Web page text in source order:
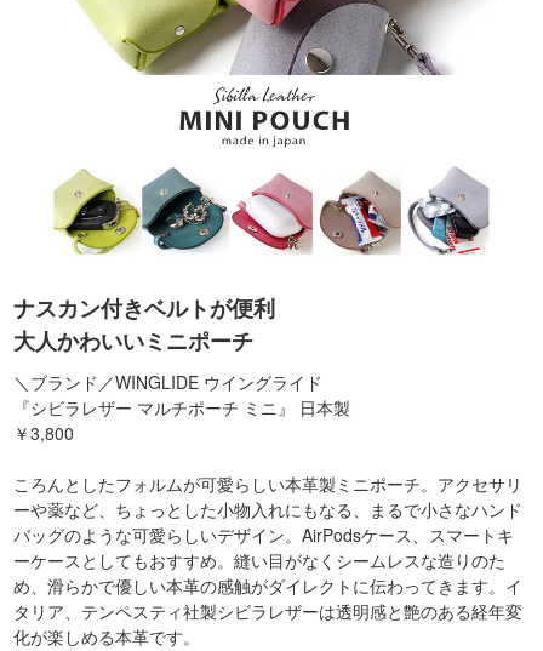
ナスカン付きベルトが便利
大人かわいいミニポーチ
＼ブランド／WINGLIDE ウイングライド
『シビラレザー マルチポーチ ミニ』 日本製
￥3,800
ころんとしたフォルムが可愛らしい本革製ミニポーチ。アクセサリ
ーや薬など、ちょっとした小物入れにもなる、まるで小さなハンド
バッグのような可愛らしいデザイン。AirPodsケース、スマートキ
ーケースとしてもおすすめ。縫い目がなくシームレスな造りのた
め、滑らかで優しい本革の感触がダイレクトに伝わってきます。イ
タリア、テンペスティ社製シビラレザーは透明感と艶のある経年変
化が楽しめる本革です。